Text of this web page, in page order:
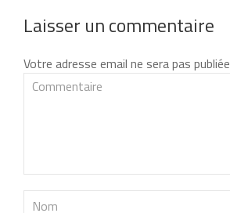
Laisser un commentaire
Votre adresse email ne sera pas publiée